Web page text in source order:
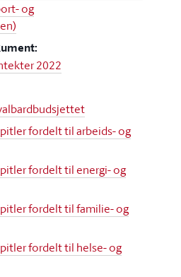
og
2022
fordelt til arbeids- og
fordelt til energi- og
fordelt til familie- og
fordelt til helse- og